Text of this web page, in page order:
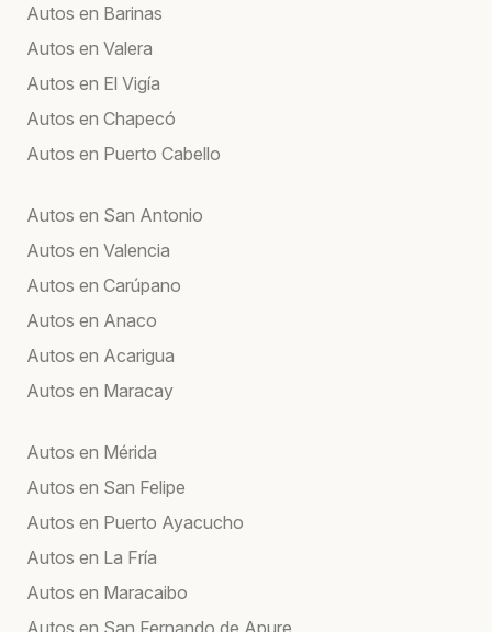
Autos en Barinas
Autos en Valera
Autos en El Vigía
Autos en Chapecó
Autos en Puerto Cabello
Autos en San Antonio
Autos en Valencia
Autos en Carúpano
Autos en Anaco
Autos en Acarigua
Autos en Maracay
Autos en Mérida
Autos en San Felipe
Autos en Puerto Ayacucho
Autos en La Fría
Autos en Maracaibo
Autos en San Fernando de Apure